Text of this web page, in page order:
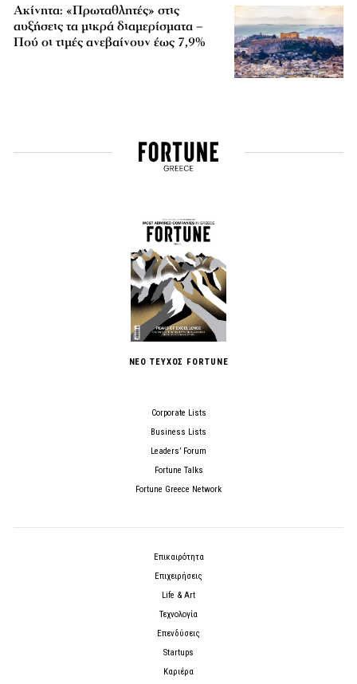
Ακίνητα: «Πρωταθλητές» στις
αυξήσεις τα μικρά διαμερίσματα –
Πού οι τιμές ανεβαίνουν έως 7,9%
ΝΕΟ ΤΕΥΧΟΣ FORTUNE
Corporate Lists
Business Lists
Leaders’ Forum
Fortune Talks
Fortune Greece Network
Επικαιρότητα
Επιχειρήσεις
Life & Art
Τεχνολογία
Επενδύσεις
Startups
Καριέρα